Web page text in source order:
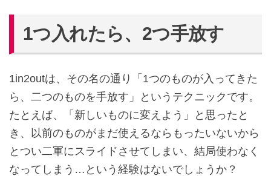
1つ入れたら、2つ手放す
1in2outは、その名の通り「1つのものが入ってきた
ら、二つのものを手放す」というテクニックです。
たとえば、「新しいものに変えよう」と思ったと
き、以前のものがまだ使えるならもったいないから
とつい二軍にスライドさせてしまい、結局使わなく
なってしまう…という経験はないでしょうか？